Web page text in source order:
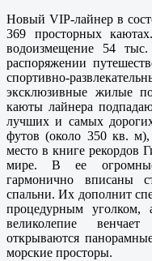
Новый VIP-лайнер в
369 просторных
водоизмещение 54
распоряжении
спортивно-
эксклюзивные жилые
каюты лайнера
лучших и самых дорогих
футов (около 350 кв. м),
место в книге рекордов
мире. В ее
гармонично вписаны
спальни. Их дополнит
процедурным
великолепие
открываются
морские просторы.